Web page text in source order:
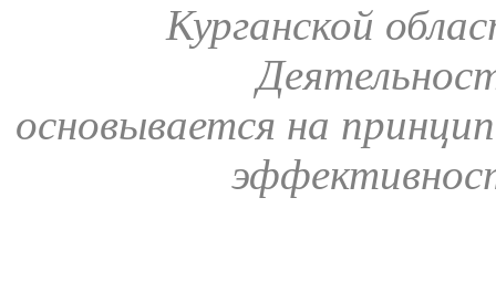
Курганской
основывается на